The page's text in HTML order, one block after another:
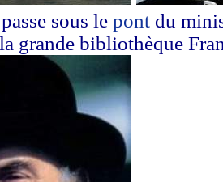
sous le pont du
grande bibliothèque